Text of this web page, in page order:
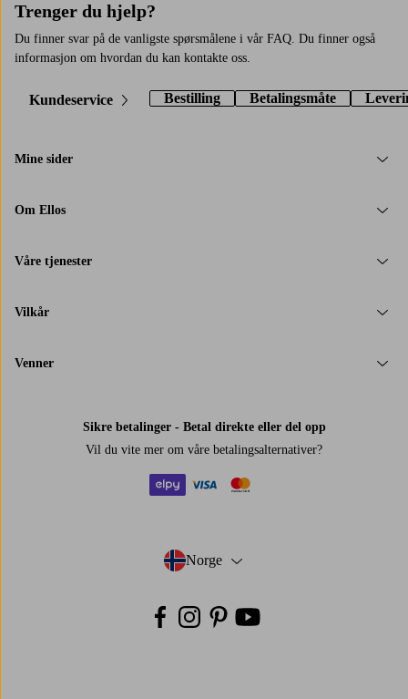
Trenger du hjelp?
Du finner svar på de vanligste spørsmålene i vår FAQ. Du finner også
informasjon om hvordan du kan kontakte oss.
Kundeservice Bestilling Betalingsmåte
Mine sider
Om Ellos
Våre tjenester
Vilkår
Venner
Sikre betalinger - Betal direkte eller del opp
Vil du vite mer om våre betalingsalternativer?
Norge
- Velg land